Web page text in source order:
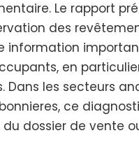
Le rapport
des
information
en
Dans les secteurs
ce
dossier de vente